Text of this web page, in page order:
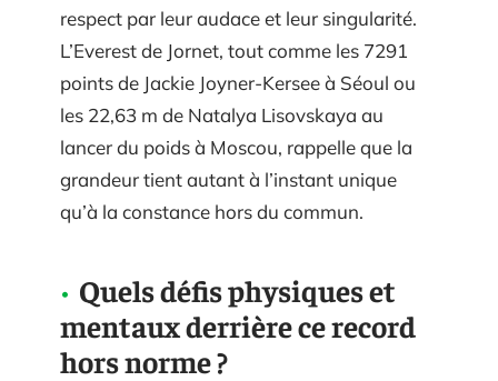
respect par leur audace et leur singularité.
L’Everest de Jornet, tout comme les 7291
points de Jackie Joyner-Kersee à Séoul ou
les 22,63 m de Natalya Lisovskaya au
lancer du poids à Moscou, rappelle que la
grandeur tient autant à l’instant unique
qu’à la constance hors du commun.
Quels défis physiques et
mentaux derrière ce record
hors norme ?